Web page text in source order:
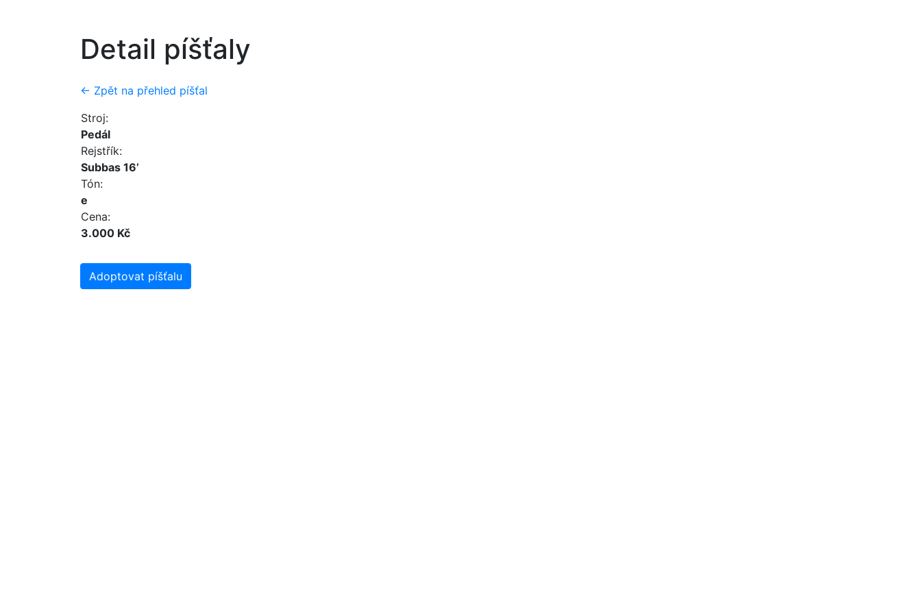
Detail píšťaly
← Zpět na přehled píšťal
Stroj:
Pedál
Rejstřík:
Subbas 16’
Tón:
e
Cena:
3.000 Kč
Adoptovat píšťalu